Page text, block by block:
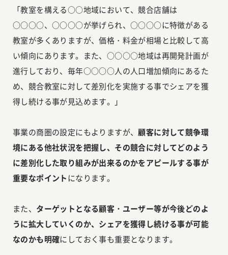
「教室を構える○○地域において、競合店舗は
○○○○、○○○○が挙げられ、○○○○に特徴がある
教室が多くありますが、価格・料金が相場と比較して高
い傾向にあります。また、○○○○地域は再開発計画が
進行しており、毎年○○○○人の人口増加傾向にあるた
め、競合教室に対して差別化を実施する事でシェアを獲
得し続ける事が見込めます。」
事業の商圏の設定にもよりますが、顧客に対して競争環
境にある他社状況を把握し、その競合に対してどのよう
に差別化した取り組みが出来るのかをアピールする事が
重要なポイント になります。
また、 ターゲットとなる顧客・ユーザー等が今後どのよ
うに拡大していくのか、シェアを獲得し続ける事が可能
なのかも明確にしておく事も重要となります。